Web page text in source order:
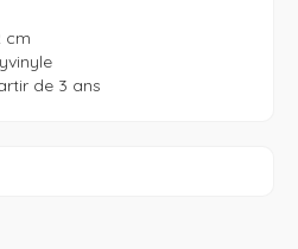
cm
de 3 ans